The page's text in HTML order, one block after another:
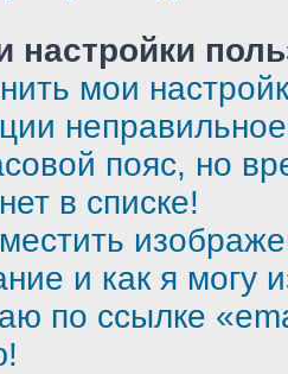
настройки
мои
пояс, но
в списке!
и как я могу
по ссылке